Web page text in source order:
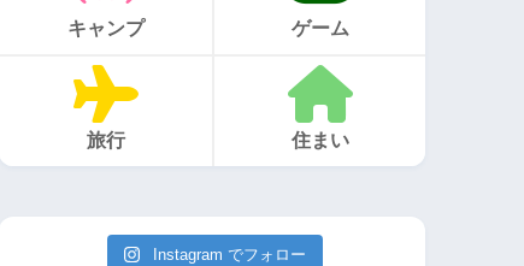
キャンプ ゲーム
旅行 住まい
Instagram でフォロー